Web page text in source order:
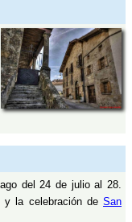
del 24 de julio al 28.
y la celebración deSan